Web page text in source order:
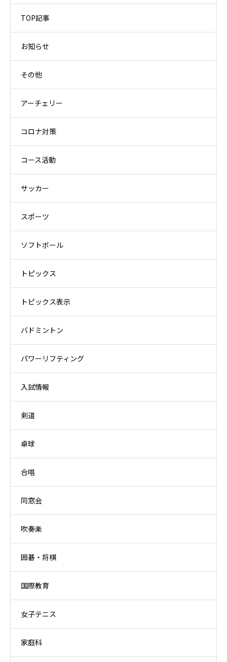
TOP記事
お知らせ
その他
アーチェリー
コロナ対策
コース活動
サッカー
スポーツ
ソフトボール
トピックス
トピックス表示
バドミントン
パワーリフティング
入試情報
剣道
卓球
合唱
同窓会
吹奏楽
囲碁・将棋
国際教育
女子テニス
家庭科